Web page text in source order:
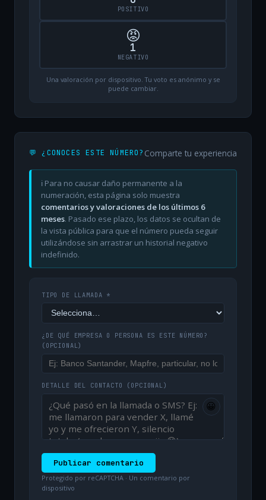
POSITIVO
😡
1
NEGATIVO
Una valoración por dispositivo. Tu voto es anónimo y se
puede cambiar.
💬 ¿CONOCES ESTE NÚMERO? Comparte tu experiencia
ℹ️ Para no causar daño permanente a la
numeración, esta página solo muestra
comentarios y valoraciones de los últimos 6
meses. Pasado ese plazo, los datos se ocultan de
la vista pública para que el número pueda seguir
utilizándose sin arrastrar un historial negativo
indefinido.
TIPO DE LLAMADA *
¿DE QUÉ EMPRESA O PERSONA ES ESTE NÚMERO?
(OPCIONAL)
DETALLE DEL CONTACTO (OPCIONAL)
😀
Publicar comentario
Protegido por reCAPTCHA · Un comentario por
dispositivo